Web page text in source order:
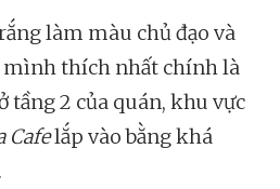
làm màu chủ đạo và
mình thích nhất chính là
tầng 2 của quán, khu vực
Cafelắp vào bằng khá